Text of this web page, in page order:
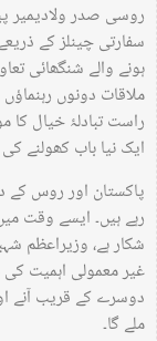
روسی صدر ولادیمیر
سفارتی چینلز کے
ملاقات دونوں
راست تبادلۂ خیال کا
ایک نیا باب کھولنے
پاکستان اور روس کے
رہے ہیں۔ ایسے وقت
شکار ہے، وزیراعظم
غیر معمولی اہمیت
دوسرے کے قریب آنے
ملے گا۔